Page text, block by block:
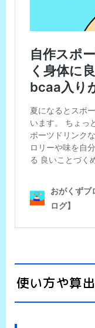
使い方や算